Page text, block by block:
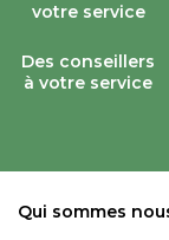
Des conseillers
à votre service
Qui sommes